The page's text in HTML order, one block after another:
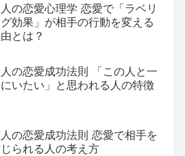
の恋愛心理学 恋愛で「ラベリ
効果」が相手の行動を変える
とは？
の恋愛成功法則 「この人と一
いたい」と思われる人の特徴
の恋愛成功法則 恋愛で相手を
られる人の考え方